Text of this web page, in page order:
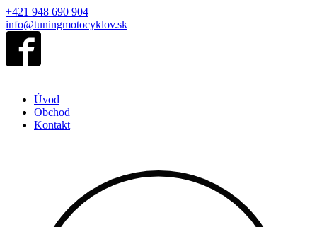
+421 948 690 904
info@tuningmotocyklov.sk
Úvod
Obchod
Kontakt